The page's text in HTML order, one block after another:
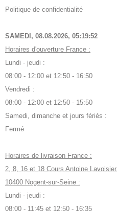
Politique de confidentialité
SAMEDI, 08.08.2026, 05:19:52
Horaires d'ouverture France :
Lundi - jeudi :
08:00 - 12:00 et 12:50 - 16:50
Vendredi :
08:00 - 12:00 et 12:50 - 15:50
Samedi, dimanche et jours fériés :
Fermé
Horaires de livraison France :
2, 8, 16 et 18 Cours Antoine Lavoisier,
10400 Nogent-sur-Seine :
Lundi - jeudi :
08:00 - 11:45 et 12:50 - 16:35